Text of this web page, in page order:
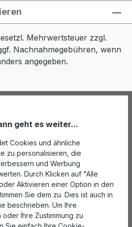
geht es weiter...
Cookies und ähnliche
zu personalisieren, die
und Werbung
Durch Klicken auf "Alle
Aktivieren einer Option in den
Sie dem zu. Dies ist auch in
beschrieben. Um Ihre
Ihre Zustimmung zu
Mehrwertsteuer zzgl.
Nachnahmegebühren, wenn
angegeben.